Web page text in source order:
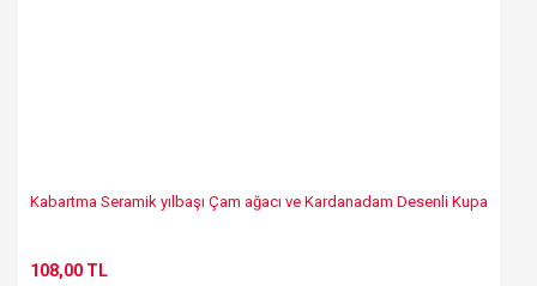
Kabartma Seramik yılbaşı Çam ağacı ve Kardanadam Desenli Kupa
108,00 TL